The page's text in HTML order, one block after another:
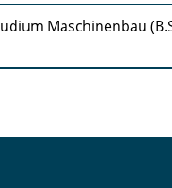
Maschinenbau